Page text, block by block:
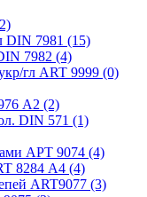
DIN 7981 (15)
7982 (4)
гл ART 9999 (0)
А2 (2)
DIN 571 (1)
АРТ 9074 (4)
8284 А4 (4)
ART9077 (3)